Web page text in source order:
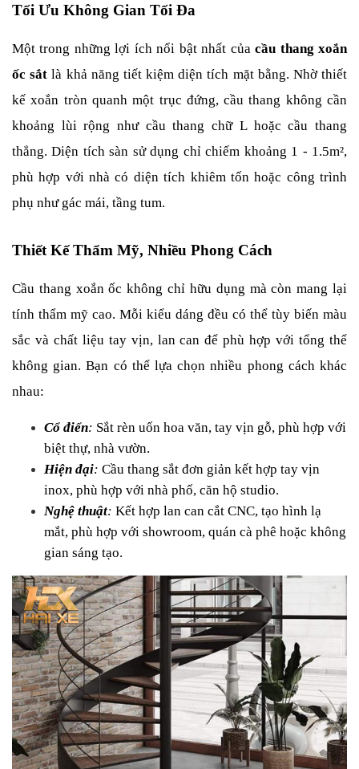
Tối Ưu Không Gian Tối Đa
Một trong những lợi ích nổi bật nhất của cầu thang xoắn
ốc sắt là khả năng tiết kiệm diện tích mặt bằng. Nhờ thiết
kế xoắn tròn quanh một trục đứng, cầu thang không cần
khoảng lùi rộng như cầu thang chữ L hoặc cầu thang
thẳng. Diện tích sàn sử dụng chỉ chiếm khoảng 1 - 1.5m²,
phù hợp với nhà có diện tích khiêm tốn hoặc công trình
phụ như gác mái, tầng tum.
Thiết Kế Thẩm Mỹ, Nhiều Phong Cách
Cầu thang xoắn ốc không chỉ hữu dụng mà còn mang lại
tính thẩm mỹ cao. Mỗi kiểu dáng đều có thể tùy biến màu
sắc và chất liệu tay vịn, lan can để phù hợp với tổng thể
không gian. Bạn có thể lựa chọn nhiều phong cách khác
nhau:
Cổ điển: Sắt rèn uốn hoa văn, tay vịn gỗ, phù hợp với
biệt thự, nhà vườn.
Hiện đại: Cầu thang sắt đơn giản kết hợp tay vịn
inox, phù hợp với nhà phố, căn hộ studio.
Nghệ thuật: Kết hợp lan can cắt CNC, tạo hình lạ
mắt, phù hợp với showroom, quán cà phê hoặc không
gian sáng tạo.